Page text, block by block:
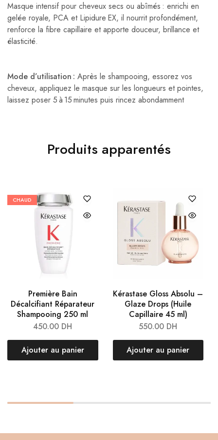
Masque intensif pour cheveux secs ou abîmés : enrichi en
gelée royale, PCA et Lipidure EX, il nourrit profondément,
renforce la fibre capillaire et apporte douceur, brillance et
élasticité.
Mode d’utilisation : Après le shampooing, essorez vos
cheveux, appliquez le masque sur les longueurs et pointes,
laissez poser 5 à 15 minutes puis rincez abondamment
Produits apparentés
CHAUD
Première Bain
Décalcifiant Réparateur
Shampooing 250 ml
450.00 DH
Ajouter au panier
Kérastase Gloss Absolu –
Glaze Drops (Huile
Capillaire 45 ml)
550.00 DH
Ajouter au panier